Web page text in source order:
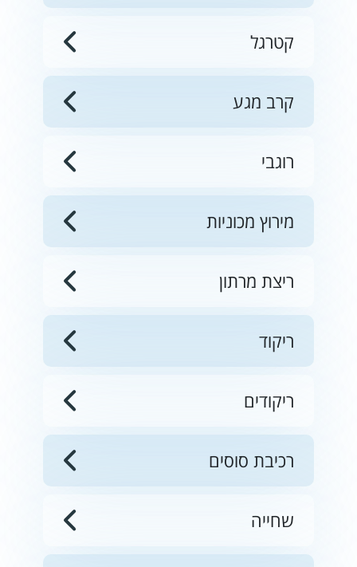
קטרגל
קרב מגע
רוגבי
מירוץ מכוניות
ריצת מרתון
ריקוד
ריקודים
רכיבת סוסים
שחייה